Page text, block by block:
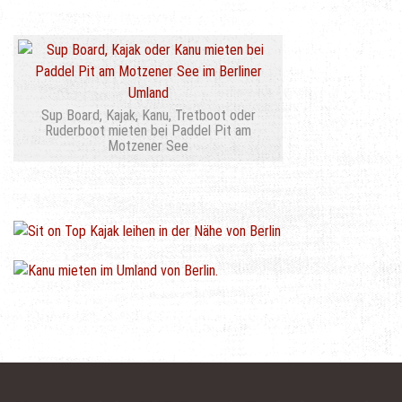
Sup Board, Kajak, Kanu, Tretboot oder
Ruderboot mieten bei Paddel Pit am
Motzener See